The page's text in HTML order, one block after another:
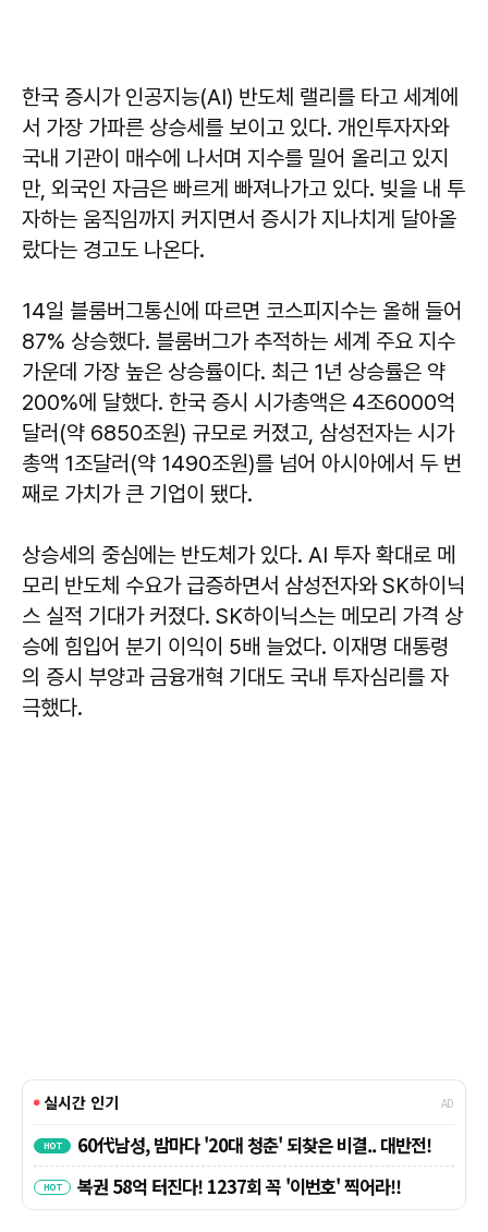
한국 증시가 인공지능(AI) 반도체 랠리를 타고 세계에
서 가장 가파른 상승세를 보이고 있다. 개인투자자와
국내 기관이 매수에 나서며 지수를 밀어 올리고 있지
만, 외국인 자금은 빠르게 빠져나가고 있다. 빚을 내 투
자하는 움직임까지 커지면서 증시가 지나치게 달아올
랐다는 경고도 나온다.
14일 블룸버그통신에 따르면 코스피지수는 올해 들어
87% 상승했다. 블룸버그가 추적하는 세계 주요 지수
가운데 가장 높은 상승률이다. 최근 1년 상승률은 약
200%에 달했다. 한국 증시 시가총액은 4조6000억
달러(약 6850조원) 규모로 커졌고, 삼성전자는 시가
총액 1조달러(약 1490조원)를 넘어 아시아에서 두 번
째로 가치가 큰 기업이 됐다.
상승세의 중심에는 반도체가 있다. AI 투자 확대로 메
모리 반도체 수요가 급증하면서 삼성전자와 SK하이닉
스 실적 기대가 커졌다. SK하이닉스는 메모리 가격 상
승에 힘입어 분기 이익이 5배 늘었다. 이재명 대통령
의 증시 부양과 금융개혁 기대도 국내 투자심리를 자
극했다.